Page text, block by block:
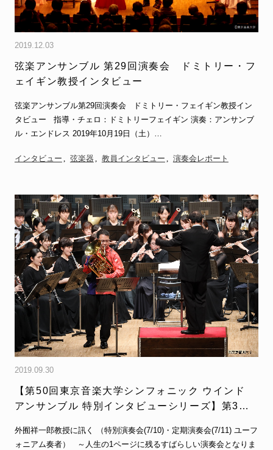
2019.12.03
弦楽アンサンブル 第29回演奏会 ドミトリー・フ
ェイギン教授インタビュー
弦楽アンサンブル第29回演奏会 ドミトリー・フェイギン教授イン
タビュー 指導・チェロ：ドミトリーフェイギン 演奏：アンサンブ
ル・エンドレス 2019年10月19日（土）…
インタビュー 弦楽器 教員インタビュー 演奏会レポート
2019.09.30
【第50回東京音楽大学シンフォニック ウインド
アンサンブル 特別インタビューシリーズ】第3回
外囿祥一郎教授に訊く （特別演奏会(7/10)・定期演奏会(7/11) ユーフ
ォニアム奏者） ～人生の1ページに残るすばらしい演奏会となりま